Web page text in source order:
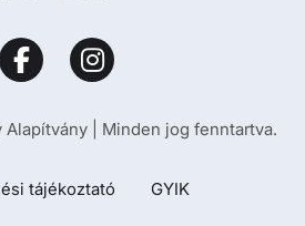
| Minden jog fenntartva.
tájékoztató GYIK